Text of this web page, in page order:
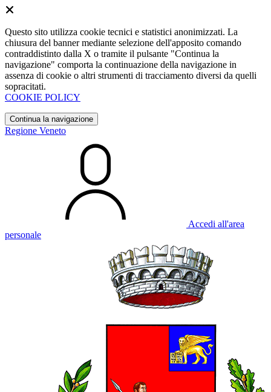
Questo sito utilizza cookie tecnici e statistici anonimizzati. La
chiusura del banner mediante selezione dell'apposito comando
contraddistinto dalla X o tramite il pulsante "Continua la
navigazione" comporta la continuazione della navigazione in
assenza di cookie o altri strumenti di tracciamento diversi da quelli
sopracitati.
COOKIE POLICY
Continua la navigazione
Regione Veneto
Accedi all'area
personale